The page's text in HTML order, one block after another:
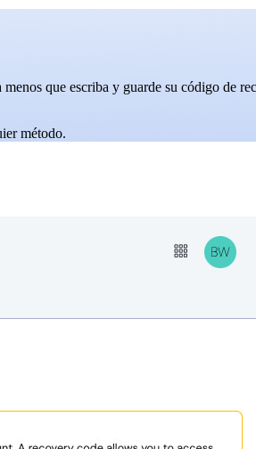
menos que escriba y guarde su código de
método.